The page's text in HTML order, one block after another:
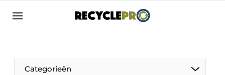
Adverteren
Contact
Categorieën